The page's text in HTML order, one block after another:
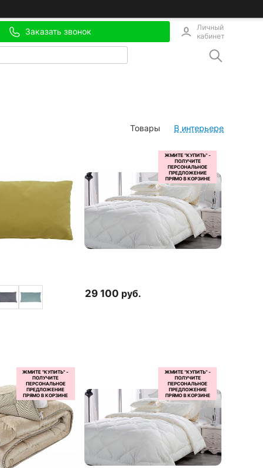
Заказать звонок
Личный
кабинет
Товары В интерьере
29 100 руб.